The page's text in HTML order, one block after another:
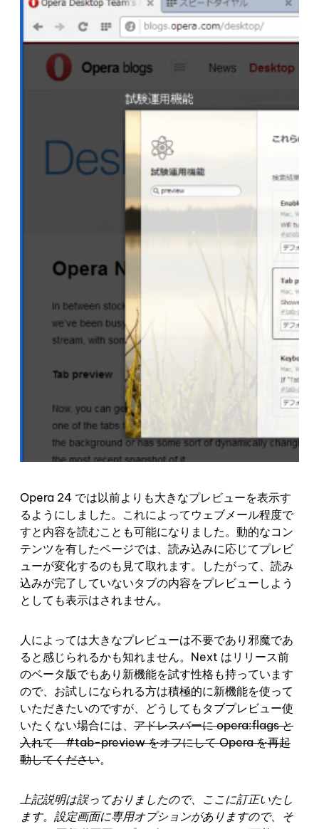
Opera 24 では以前よりも大きなプレビューを表示す
るようにしました。これによってウェブメール程度で
すと内容を読むことも可能になりました。動的なコン
テンツを有したページでは、読み込みに応じてプレビ
ューが変化するのも見て取れます。したがって、読み
込みが完了していないタブの内容をプレビューしよう
としても表示はされません。
人によっては大きなプレビューは不要であり邪魔であ
ると感じられるかも知れません。Next はリリース前
のベータ版でもあり新機能を試す性格も持っています
ので、お試しになられる方は積極的に新機能を使って
いただきたいのですが、どうしてもタブプレビュー使
いたくない場合には、 アドレスバーに opera:flags と
入れて #tab-preview をオフにして Opera を再起
動してください。
上記説明は誤っておりましたので、ここに訂正いたし
ます。設定画面に専用オプションがありますので、そ